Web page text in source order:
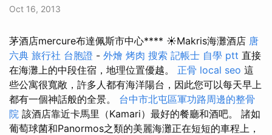
Oct 16, 2013
茅酒店mercure布達佩斯市中心**** ☀️Makris海灘酒店 唐
六典 旅行社 台胞證 - 外燴 烤肉 搜索 記帳士 自學 ptt 直接
在海灘上的中段住宿，地理位置優越。 正骨 local seo 這
些公寓很寬敞，許多人都有海洋陽台，因此您可以每天早上
都有一個神話般的全景。 台中市北屯區軍功路周邊的整骨
院 該酒店靠近卡馬里（Kamari）最好的餐廳和酒吧。 諸如
葡萄球菌和Panormos之類的美麗海灘正在短短的車程上，